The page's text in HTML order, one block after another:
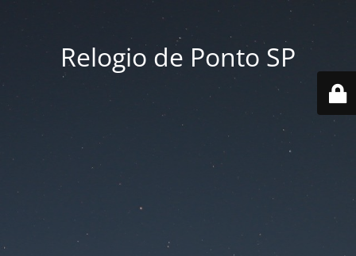
Relogio de Ponto SP